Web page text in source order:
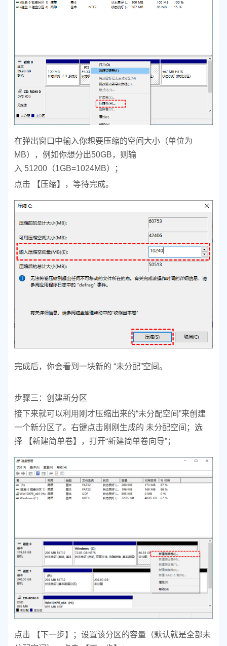
在弹出窗口中输入你想要压缩的空间大小（单位为
MB），例如你想分出50GB，则输
入 51200（1GB=1024MB）；
点击 【压缩】，等待完成。
完成后，你会看到一块新的 “未分配”空间。
步骤三：创建新分区
接下来就可以利用刚才压缩出来的“未分配空间”来创建
一个新分区了。 右键点击刚刚生成的 未分配空间； 选
择 【新建简单卷】，打开“新建简单卷向导”；
点击 【下一步】； 设置该分区的容量（默认就是全部未